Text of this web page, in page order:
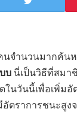
นจำนวนมากค้น
บ นี่เป็นวิธีที่สมา
นวันนี้เพื่อเพิ่มอั
ตราการชนะสูง